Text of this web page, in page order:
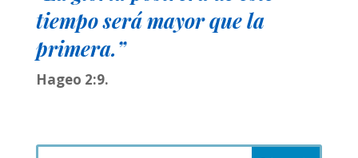
tiempo será mayor que la
primera.”
Hageo 2:9.